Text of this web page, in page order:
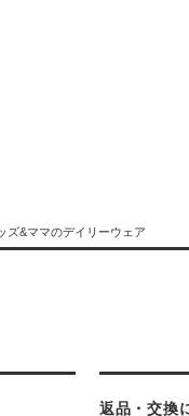
ズ&ママのデイリーウェア
返品・交換